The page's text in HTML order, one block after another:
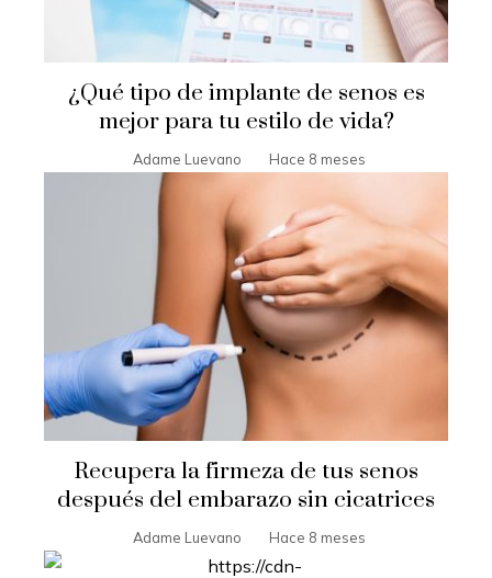
¿Qué tipo de implante de senos es
mejor para tu estilo de vida?
Adame Luevano Hace 8 meses
Recupera la firmeza de tus senos
después del embarazo sin cicatrices
Adame Luevano Hace 8 meses